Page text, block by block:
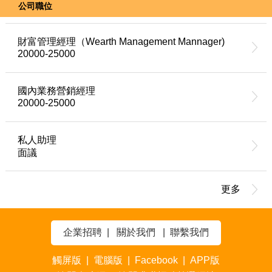
公司職位
財富管理經理（Wearth Management Mannager)
20000-25000
國內業務營銷經理
20000-25000
私人助理
面議
更多
企業招聘 關於我們 聯繫我們
觸屏版 電腦版 Facebook
APP版